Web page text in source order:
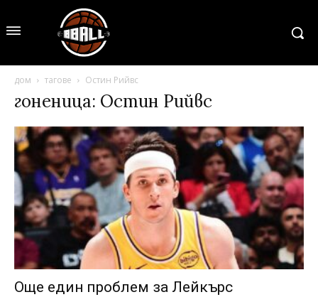
дом тагове Остин Рийвс
гоненица: Остин Рийвс
Още един проблем за Лейкърс